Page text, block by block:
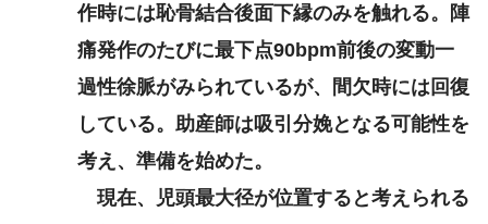
作時には恥骨結合後面下縁のみを触れる。陣
痛発作のたびに最下点90bpm前後の変動一
過性徐脈がみられているが、間欠時には回復
している。助産師は吸引分娩となる可能性を
考え、準備を始めた。
現在、児頭最大径が位置すると考えられる